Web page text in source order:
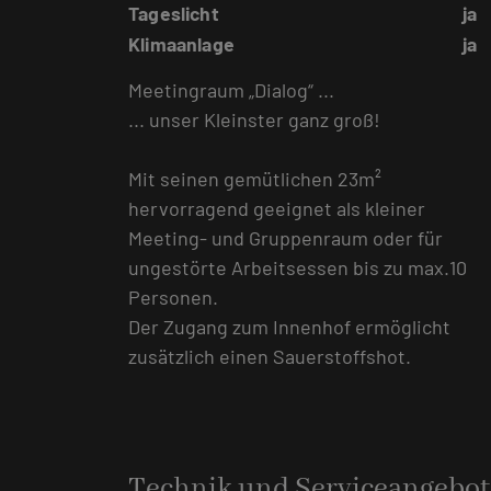
Tageslicht
ja
Klimaanlage
ja
Meetingraum „Dialog“ ...
... unser Kleinster ganz groß!
Mit seinen gemütlichen 23m²
hervorragend geeignet als kleiner
Meeting- und Gruppenraum oder für
ungestörte Arbeitsessen bis zu max.10
Personen.
Der Zugang zum Innenhof ermöglicht
zusätzlich einen Sauerstoffshot.